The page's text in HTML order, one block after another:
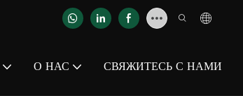
О НАС СВЯЖИТЕСЬ С НАМИ